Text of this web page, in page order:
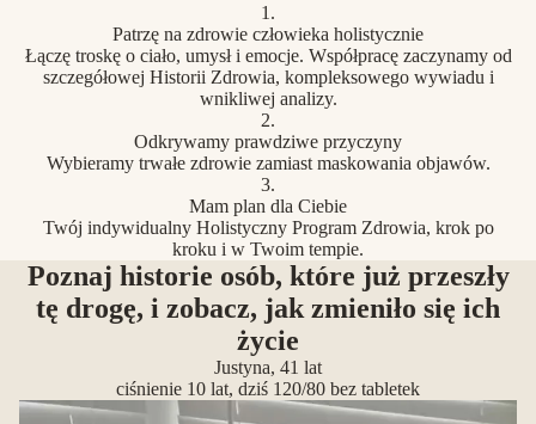
1.
Patrzę na zdrowie człowieka holistycznie
Łączę troskę o ciało, umysł i emocje. Współpracę zaczynamy od
szczegółowej Historii Zdrowia, kompleksowego wywiadu i
wnikliwej analizy.
2.
Odkrywamy prawdziwe przyczyny
Wybieramy trwałe zdrowie zamiast maskowania objawów.
3.
Mam plan dla Ciebie
Twój indywidualny Holistyczny Program Zdrowia, krok po
kroku i w Twoim tempie.
Poznaj historie osób, które już przeszły
tę drogę, i zobacz, jak zmieniło się ich
życie
Justyna, 41 lat
ciśnienie 10 lat, dziś 120/80 bez tabletek